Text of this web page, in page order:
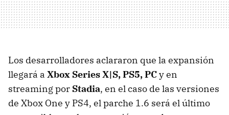
Los desarrolladores aclararon que la expansión
llegará a Xbox Series X|S, PS5, PCy en
streaming por Stadia, en el caso de las versiones
de Xbox One y PS4, el parche 1.6 será el último